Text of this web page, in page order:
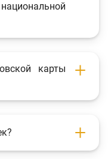
карты